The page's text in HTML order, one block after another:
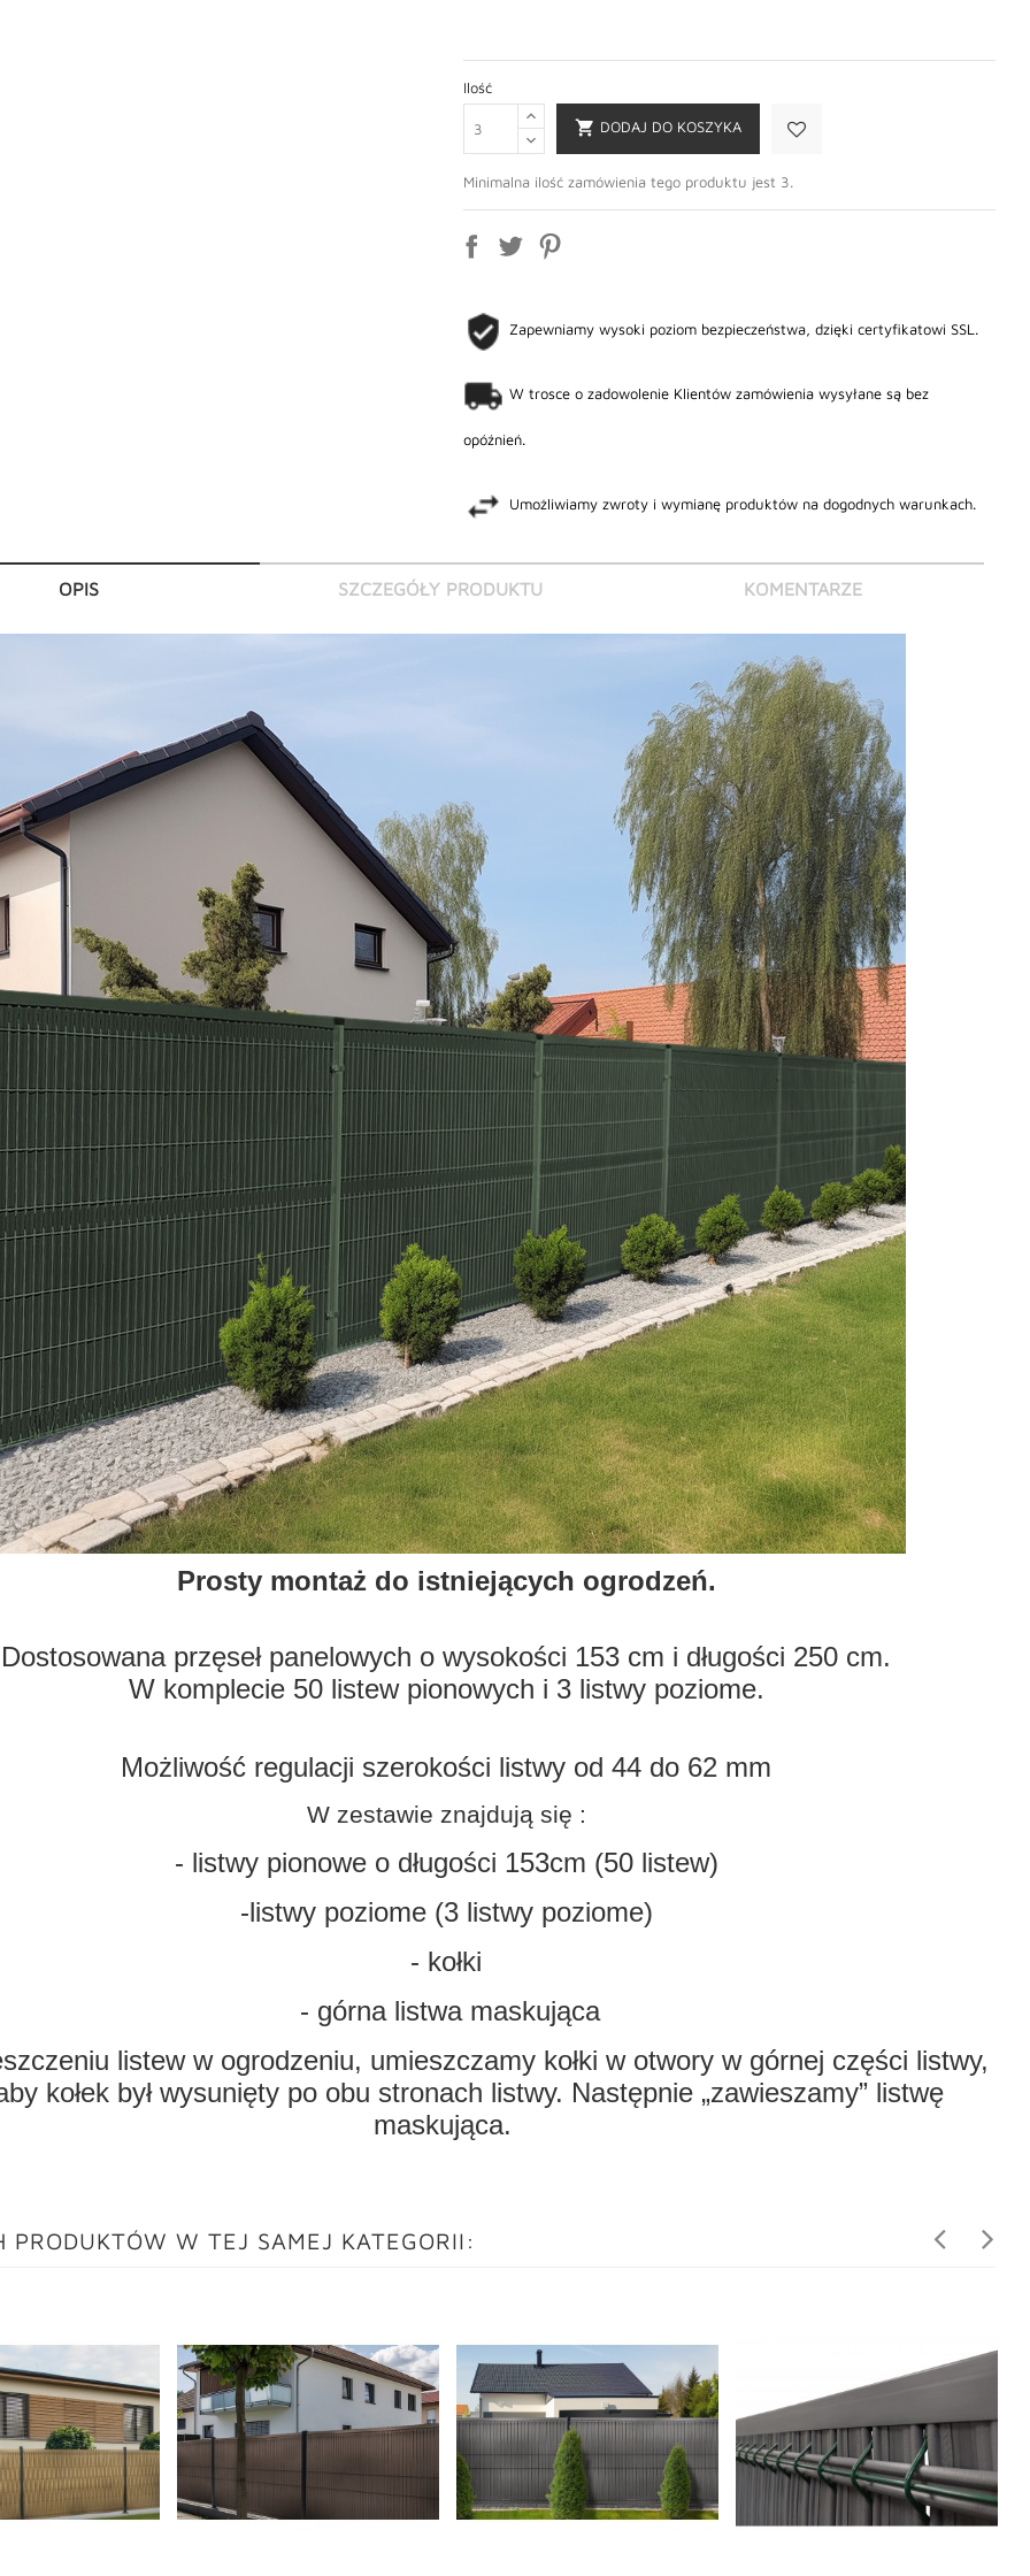
Ilość
 DODAJ DO KOSZYKA
Minimalna ilość zamówienia tego produktu jest 3.
Zapewniamy wysoki poziom bezpieczeństwa, dzięki certyfikatowi SSL.
W trosce o zadowolenie Klientów zamówienia wysyłane są bez
opóźnień.
Umożliwiamy zwroty i wymianę produktów na dogodnych warunkach.
OPIS SZCZEGÓŁY PRODUKTU KOMENTARZE
Prosty montaż do istniejących ogrodzeń.
Dostosowana przęseł panelowych o wysokości 153 cm i długości 250 cm.
W komplecie 50 listew pionowych i 3 listwy poziome.
Możliwość regulacji szerokości listwy od 44 do 62 mm
W zestawie znajdują się :
- listwy pionowe o długości 153cm (50 listew)
-listwy poziome (3 listwy poziome)
- kołki
- górna listwa maskująca
listew w ogrodzeniu, umieszczamy kołki w otwory w górnej części listwy,
kołek był wysunięty po obu stronach listwy. Następnie „zawieszamy” listwę
maskująca.
PRODUKTÓW W TEJ SAMEJ KATEGORII: